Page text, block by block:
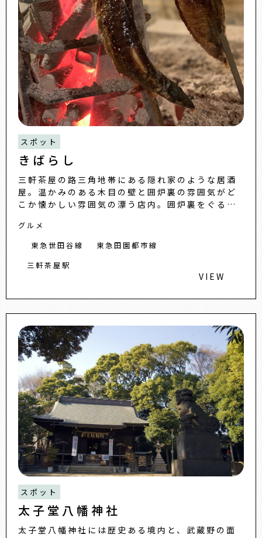
スポット
きばらし
三軒茶屋の路三角地帯にある隠れ家のような居酒
屋。温かみのある木目の壁と囲炉裏の雰囲気がど
こか懐かしい雰囲気の漂う店内。囲炉裏をぐるり
されたさんまなど、その季...
グルメ
東急世田谷線
東急田園都市線
三軒茶屋駅
VIEW
スポット
太子堂八幡神社
太子堂八幡神社には歴史ある境内と、武蔵野の面